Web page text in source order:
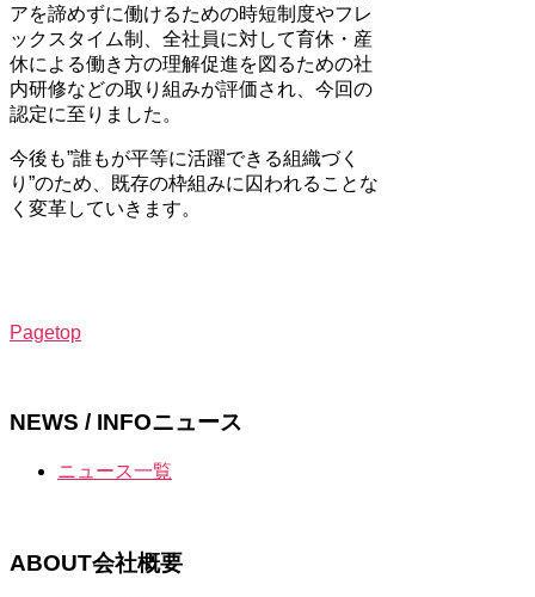
アを諦めずに働けるための時短制度やフレ
ックスタイム制、全社員に対して育休・産
休による働き方の理解促進を図るための社
内研修などの取り組みが評価され、今回の
認定に至りました。
今後も”誰もが平等に活躍できる組織づく
り ”のため、既存の枠組みに囚われることな
く変革していきます。
Pagetop
NEWS / INFOニュース
ニュース一覧
ABOUT会社概要